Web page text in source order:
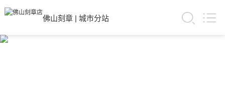
佛山刻章| 城市分站